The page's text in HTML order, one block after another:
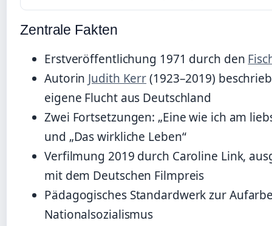
Zentrale Fakten
Erstveröffentlichung 1971 durch den
Autorin Judith Kerr(1923–2019)
eigene Flucht aus Deutschland
Zwei Fortsetzungen: „Eine wie ich am
und „Das wirkliche Leben“
Verfilmung 2019 durch Caroline Link,
mit dem Deutschen Filmpreis
Pädagogisches Standardwerk zur
Nationalsozialismus